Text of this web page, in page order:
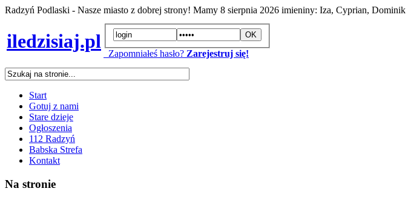
Radzyń Podlaski - Nasze miasto z dobrej strony! Mamy 8 sierpnia 2026 imieniny: Iza, Cyprian, Dominik
iledzisiaj.pl
Zapomniałeś hasło? Zarejestruj się!
Start
Gotuj z nami
Stare dzieje
Ogłoszenia
112 Radzyń
Babska Strefa
Kontakt
Na stronie